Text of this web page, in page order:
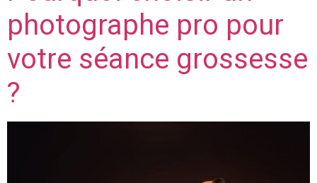
photographe pro pour
votre séance grossesse
?